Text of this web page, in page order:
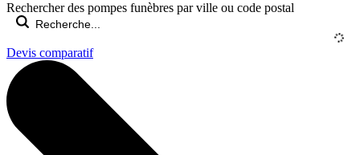
Rechercher des pompes funèbres par ville ou code postal
Devis comparatif